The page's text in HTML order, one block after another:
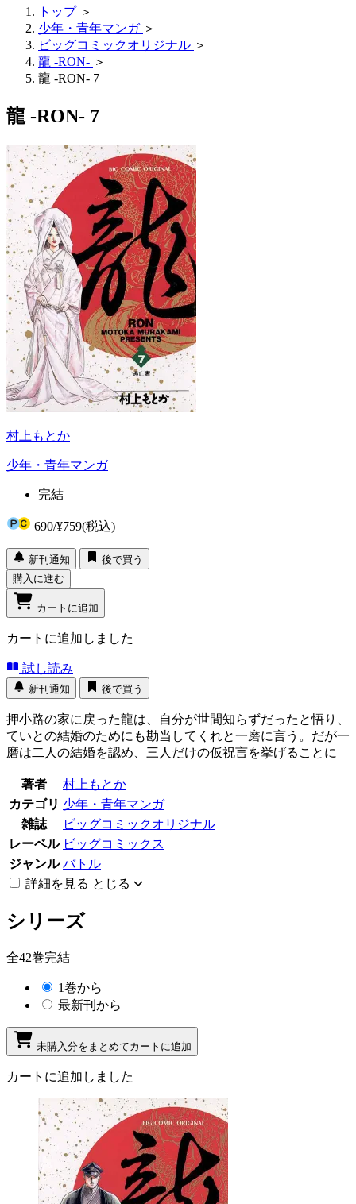
トップ ＞
少年・青年マンガ ＞
ビッグコミックオリジナル ＞
龍 -RON- ＞
龍 -RON- 7
龍 -RON- 7
村上もとか
少年・青年マンガ
完結
690/¥759(税込)
新刊通知
後で買う
購入に進む
カートに追加
カートに追加しました
試し読み
新刊通知 後で買う
押小路の家に戻った龍は、自分が世間知らずだったと悟り、
ていとの結婚のためにも勘当してくれと一磨に言う。だが一
磨は二人の結婚を認め、三人だけの仮祝言を挙げることに
著者
村上もとか
カテゴリ 少年・青年マンガ
雑誌
ビッグコミックオリジナル
レーベル ビッグコミックス
ジャンル バトル
詳細を見る とじる
シリーズ
全42巻完結
1巻から
最新刊から
未購入分をまとめてカートに追加
カートに追加しました